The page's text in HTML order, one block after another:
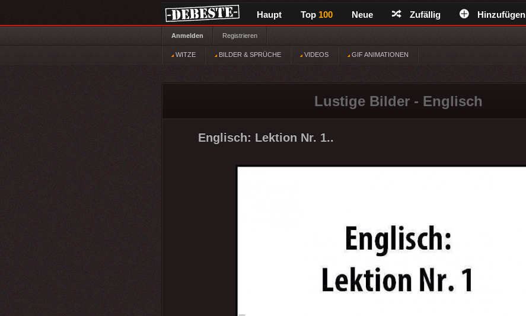
Haupt Top 100 Neue Zufällig Hinzufügen
Anmelden Registrieren
WITZE BILDER & SPRÜCHE VIDEOS GIF ANIMATIONEN
Lustige Bilder - Englisch
Englisch: Lektion Nr. 1..